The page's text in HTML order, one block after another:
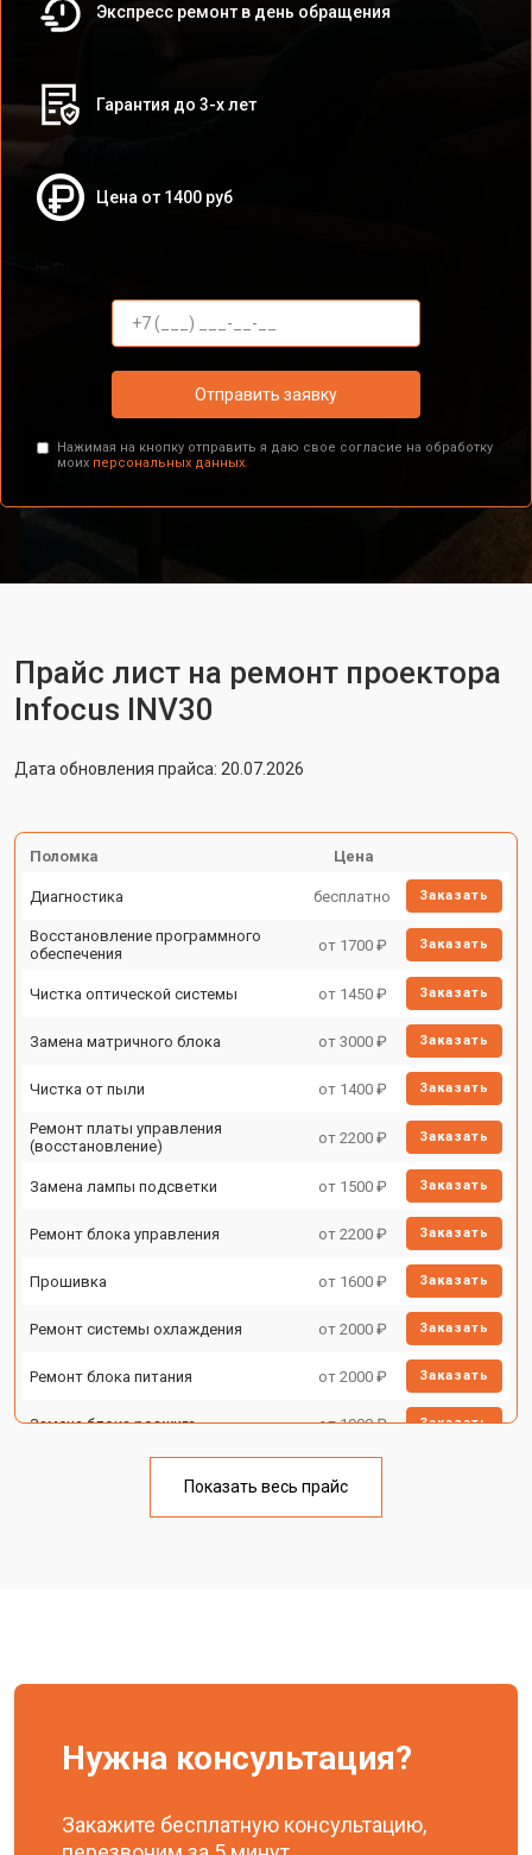
Экспресс ремонт в день обращения
Гарантия до 3-х лет
Цена от 1400 руб
Отправить заявку
Нажимая на кнопку отправить я даю свое согласие на обработку
моих персональных данных.
Прайс лист на ремонт проектора
Infocus INV30
Дата обновления прайса: 20.07.2026
Поломка Цена
Диагностика бесплатно Заказать
Восстановление программного
обеспечения
от 1700 ₽ Заказать
Чистка оптической системы от 1450 ₽ Заказать
Замена матричного блока от 3000 ₽ Заказать
Чистка от пыли от 1400 ₽ Заказать
Ремонт платы управления
(восстановление)
от 2200 ₽ Заказать
Замена лампы подсветки от 1500 ₽ Заказать
Ремонт блока управления от 2200 ₽ Заказать
Прошивка от 1600 ₽ Заказать
Ремонт системы охлаждения от 2000 ₽ Заказать
Ремонт блока питания от 2000 ₽ Заказать
Замена блока розжига от 1900 ₽ Заказать
Показать весь прайс
Нужна консультация?
Закажите бесплатную консультацию,